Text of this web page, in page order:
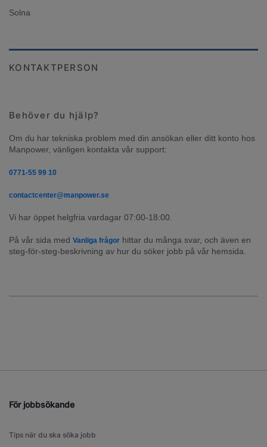
Solna
KONTAKTPERSON
Behöver du hjälp?
Om du har tekniska problem med din ansökan eller ditt konto hos
Manpower, vänligen kontakta vår support:
0771-55 99 10
contactcenter@manpower.se
Vi har öppet helgfria vardagar 07:00-18:00.
På vår sida med Vanliga frågor hittar du många svar, och även en
steg-för-steg-beskrivning av hur du söker jobb på vår hemsida.
För jobbsökande
Tips när du ska söka jobb